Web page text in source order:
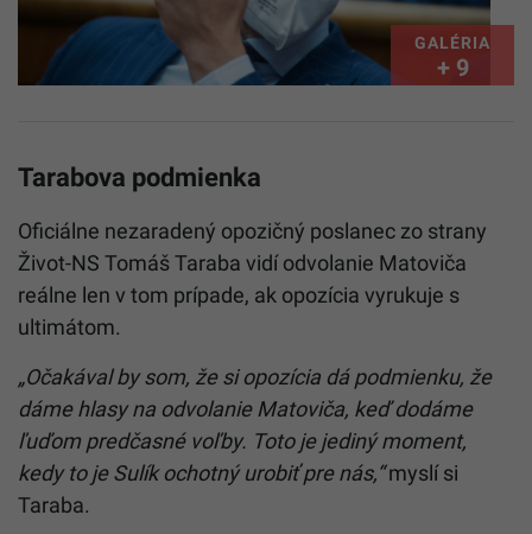
GALÉRIA
+ 9
Tarabova podmienka
Oficiálne nezaradený opozičný poslanec zo strany
Život-NS Tomáš Taraba vidí odvolanie Matoviča
reálne len v tom prípade, ak opozícia vyrukuje s
ultimátom.
„Očakával by som, že si opozícia dá podmienku, že
dáme hlasy na odvolanie Matoviča, keď dodáme
ľuďom predčasné voľby. Toto je jediný moment,
kedy to je Sulík ochotný urobiť pre nás,“myslí si
Taraba.